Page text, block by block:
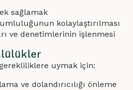
sağlamak
kolaylaştırılması
ve denetimlerinin işlenmesi
uymak için:
ve dolandırıcılığı önleme